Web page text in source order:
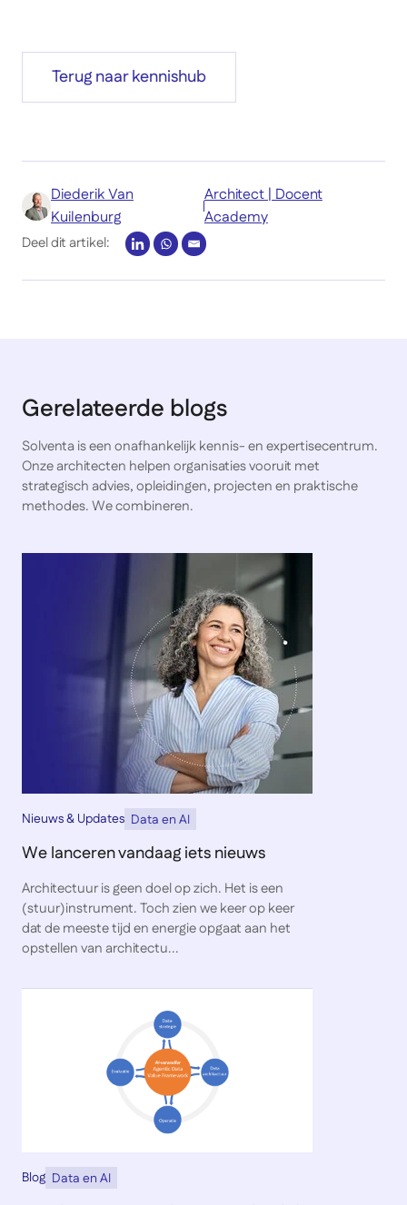
Terug naar kennishub
Diederik Van
Kuilenburg
Architect | Docent
Academy
Deel dit artikel:
Gerelateerde blogs
Solventa is een onafhankelijk kennis- en expertisecentrum.
Onze architecten helpen organisaties vooruit met
strategisch advies, opleidingen, projecten en praktische
methodes. We combineren.
Nieuws & Updates Data en AI
We lanceren vandaag iets nieuws
Architectuur is geen doel op zich. Het is een
(stuur)instrument. Toch zien we keer op keer
dat de meeste tijd en energie opgaat aan het
opstellen van architectu...
Blog Data en AI